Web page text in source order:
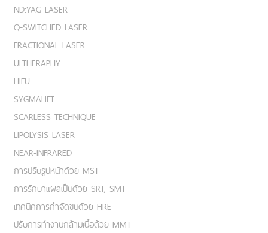
ND:YAG LASER
Q-SWITCHED LASER
FRACTIONAL LASER
ULTHERAPHY
HIFU
SYGMALIFT
SCARLESS TECHNIQUE
LIPOLYSIS LASER
NEAR-INFRARED
การปรับรูปหน้าด้วย MST
การรักษาแผลเป็นด้วย SRT, SMT
เทคนิคการกำจัดขนด้วย HRE
ปรับการทำงานกล้ามเนื้อด้วย MMT